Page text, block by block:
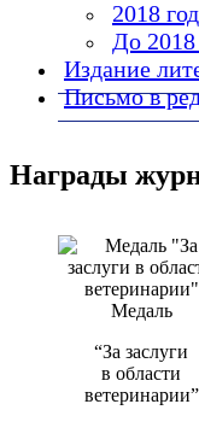
2018 год
До 2018
Издание
Письмо в
Награды
Медаль
“За заслуги
в области
ветеринарии”